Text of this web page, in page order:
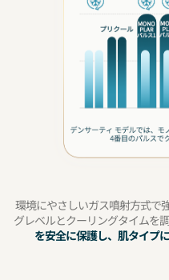
環境にやさしいガス噴射方式で
グレベルとクーリングタイムを
を安全に保護し、肌タイプ